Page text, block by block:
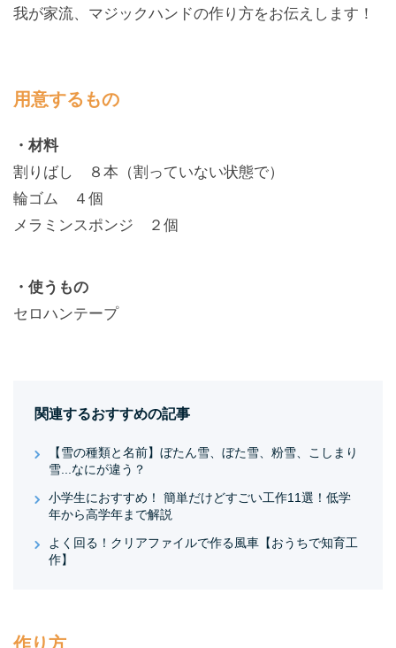
我が家流、マジックハンドの作り方をお伝えします！
用意するもの
・材料
割りばし ８本（割っていない状態で）
輪ゴム ４個
メラミンスポンジ ２個
・使うもの
セロハンテープ
関連するおすすめの記事
【雪の種類と名前】ぼたん雪、ぼた雪、粉雪、こしまり
雪...なにが違う？
小学生におすすめ！ 簡単だけどすごい工作11選！低学
年から高学年まで解説
よく回る！クリアファイルで作る風車【おうちで知育工
作】
作り方